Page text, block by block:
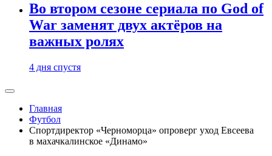
Во втором сезоне сериала по God of
War заменят двух актёров на
важных ролях
4 дня спустя
Главная
Футбол
Спортдиректор «Черноморца» опроверг уход Евсеева
в махачкалинское «Динамо»